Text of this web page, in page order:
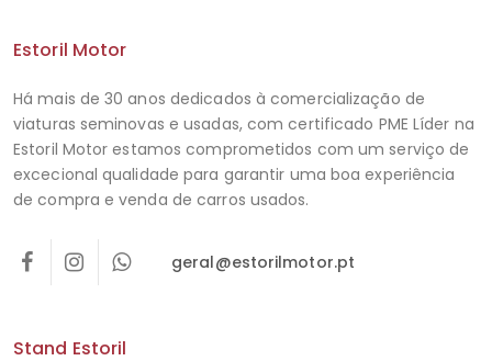
Estoril Motor
Há mais de 30 anos dedicados à comercialização de
viaturas seminovas e usadas, com certificado PME Líder na
Estoril Motor estamos comprometidos com um serviço de
excecional qualidade para garantir uma boa experiência
de compra e venda de carros usados.
geral@estorilmotor.pt
Stand Estoril